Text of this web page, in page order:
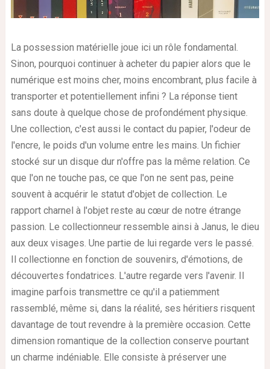
La possession matérielle joue ici un rôle fondamental.
Sinon, pourquoi continuer à acheter du papier alors que le
numérique est moins cher, moins encombrant, plus facile à
transporter et potentiellement infini ? La réponse tient
sans doute à quelque chose de profondément physique.
Une collection, c'est aussi le contact du papier, l'odeur de
l'encre, le poids d'un volume entre les mains. Un fichier
stocké sur un disque dur n'offre pas la même relation. Ce
que l'on ne touche pas, ce que l'on ne sent pas, peine
souvent à acquérir le statut d'objet de collection. Le
rapport charnel à l'objet reste au cœur de notre étrange
passion. Le collectionneur ressemble ainsi à Janus, le dieu
aux deux visages. Une partie de lui regarde vers le passé.
Il collectionne en fonction de souvenirs, d'émotions, de
découvertes fondatrices. L'autre regarde vers l'avenir. Il
imagine parfois transmettre ce qu'il a patiemment
rassemblé, même si, dans la réalité, ses héritiers risquent
davantage de tout revendre à la première occasion. Cette
dimension romantique de la collection conserve pourtant
un charme indéniable. Elle consiste à préserver une